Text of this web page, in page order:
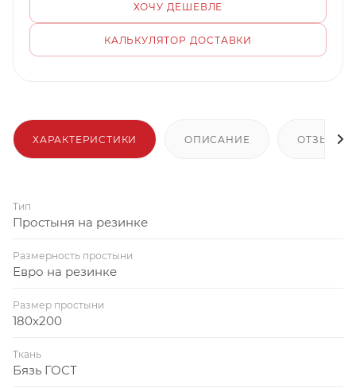
ХОЧУ ДЕШЕВЛЕ
КАЛЬКУЛЯТОР ДОСТАВКИ
ХАРАКТЕРИСТИКИ ОПИСАНИЕ ОТЗЫВЫ
Тип
Простыня на резинке
Размерность простыни
Евро на резинке
Размер простыни
180x200
Ткань
Бязь ГОСТ